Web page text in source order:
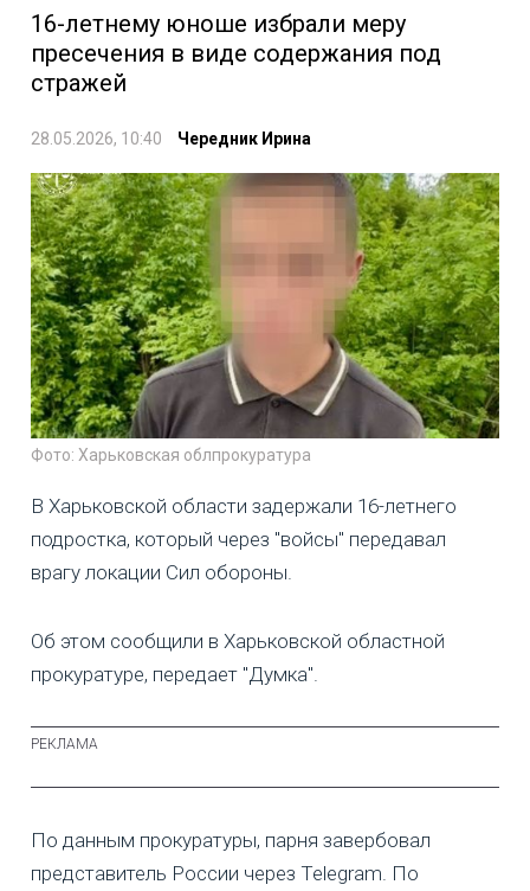
16-летнему юноше избрали меру
пресечения в виде содержания под
стражей
28.05.2026, 10:40 Чередник Ирина
Фото: Харьковская облпрокуратура
В Харьковской области задержали 16-летнего
подростка, который через "войсы" передавал
врагу локации Сил обороны.
Об этом сообщили в Харьковской областной
прокуратуре, передает "Думка".
По данным прокуратуры, парня завербовал
представитель России через Telegram. По